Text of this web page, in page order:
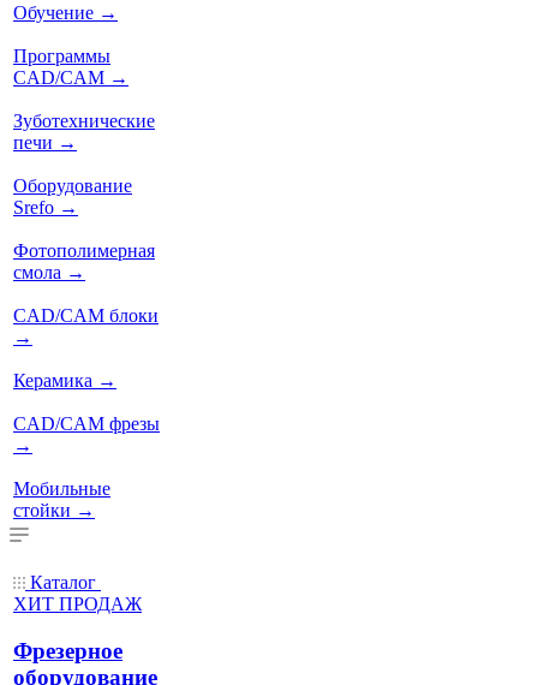
Обучение →
Программы
CAD/CAM →
Зуботехнические
печи →
Оборудование
Srefo →
Фотополимерная
смола →
CAD/CAM блоки
→
Керамика →
CAD/CAM фрезы
→
Мобильные
стойки →
Каталог
ХИТ ПРОДАЖ
Фрезерное
оборудование